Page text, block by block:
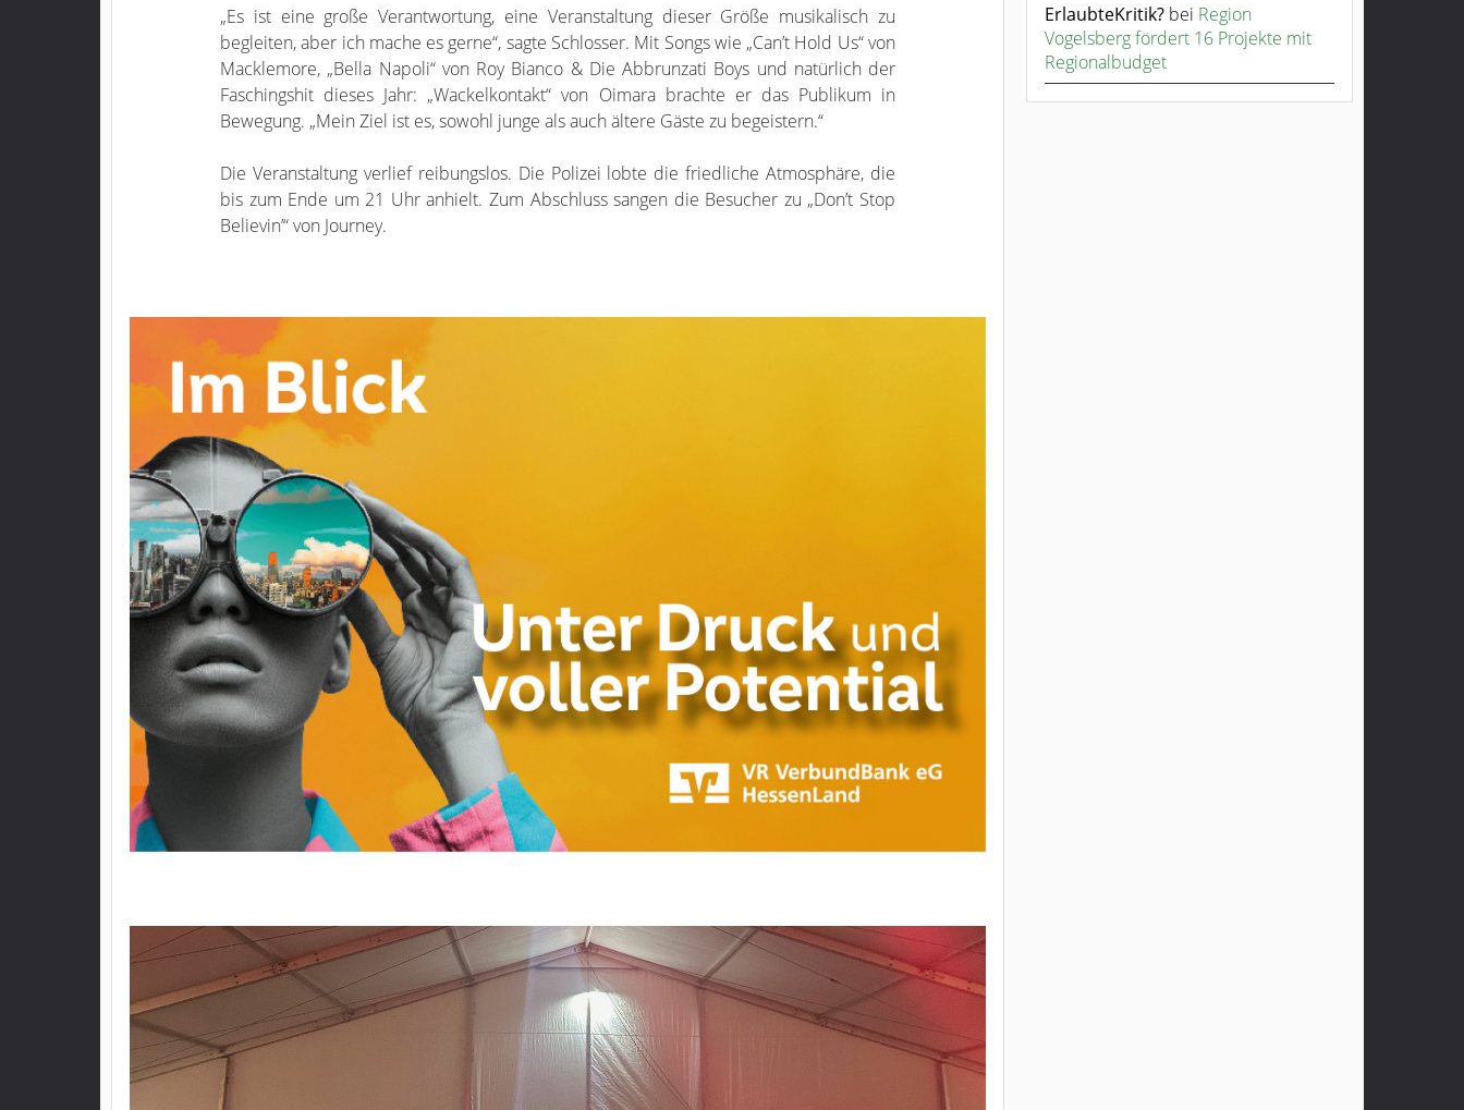
„Es ist eine große Verantwortung, eine Veranstaltung dieser Größe musikalisch zu
begleiten, aber ich mache es gerne“, sagte Schlosser. Mit Songs wie „Can’t Hold Us“ von
Macklemore, „Bella Napoli“ von Roy Bianco & Die Abbrunzati Boys und natürlich der
Faschingshit dieses Jahr: „Wackelkontakt“ von Oimara brachte er das Publikum in
Bewegung. „Mein Ziel ist es, sowohl junge als auch ältere Gäste zu begeistern.“
Die Veranstaltung verlief reibungslos. Die Polizei lobte die friedliche Atmosphäre, die
bis zum Ende um 21 Uhr anhielt. Zum Abschluss sangen die Besucher zu „Don’t Stop
Believin’“ von Journey.
ErlaubteKritik? bei Region
Vogelsberg fördert 16 Projekte mit
Regionalbudget